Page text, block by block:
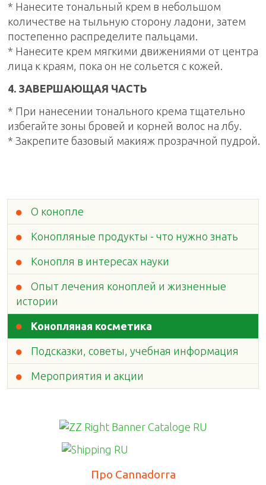
* Нанесите тональный крем в небольшом
количестве на тыльную сторону ладони, затем
постепенно распределите пальцами.
* Нанесите крем мягкими движениями от центра
лица к краям, пока он не сольется с кожей.
4. ЗАВЕРШАЮЩАЯ ЧАСТЬ
* При нанесении тонального крема тщательно
избегайте зоны бровей и корней волос на лбу.
* Закрепите базовый макияж прозрачной пудрой.
О конопле
Конопляные продукты - что нужно знать
Конопля в интересах науки
Опыт лечения коноплей и жизненные
истории
Конопляная косметика
Подсказки, советы, учебная информация
Мероприятия и акции
Про Cannadorra